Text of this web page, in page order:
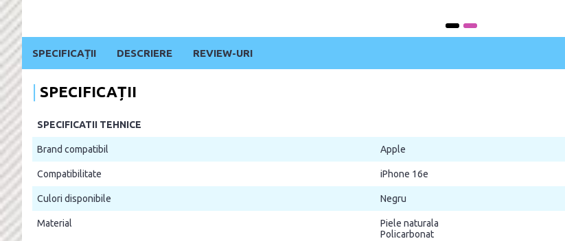
SPECIFICAȚII DESCRIERE REVIEW-URI
SPECIFICAȚII
SPECIFICATII TEHNICE
Brand compatibil Apple
Compatibilitate iPhone 16e
Culori disponibile Negru
Material
Piele naturala
Policarbonat